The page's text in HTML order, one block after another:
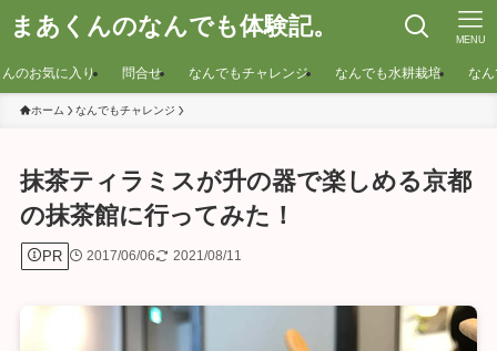
まあくんのなんでも体験記。 MENU
のお気に入り 問合せ なんでもチャレンジ なんでも水耕栽培 な
ホーム なんでもチャレンジ
抹茶ティラミスが升の器で楽しめる京都
の抹茶館に行ってみた！
PR 2017/06/06 2021/08/11